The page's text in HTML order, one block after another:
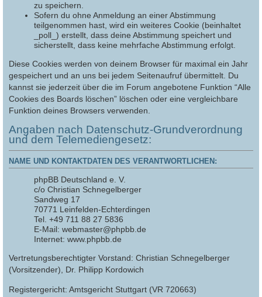
zu speichern.
Sofern du ohne Anmeldung an einer Abstimmung
teilgenommen hast, wird ein weiteres Cookie (beinhaltet
_poll_) erstellt, dass deine Abstimmung speichert und
sicherstellt, dass keine mehrfache Abstimmung erfolgt.
Diese Cookies werden von deinem Browser für maximal ein Jahr
gespeichert und an uns bei jedem Seitenaufruf übermittelt. Du
kannst sie jederzeit über die im Forum angebotene Funktion “Alle
Cookies des Boards löschen” löschen oder eine vergleichbare
Funktion deines Browsers verwenden.
Angaben nach Datenschutz-Grundverordnung
und dem Telemediengesetz:
NAME UND KONTAKTDATEN DES VERANTWORTLICHEN:
phpBB Deutschland e. V.
c/o Christian Schnegelberger
Sandweg 17
70771 Leinfelden-Echterdingen
Tel. +49 711 88 27 5836
E-Mail: webmaster@phpbb.de
Internet: www.phpbb.de
Vertretungsberechtigter Vorstand: Christian Schnegelberger
(Vorsitzender), Dr. Philipp Kordowich
Registergericht: Amtsgericht Stuttgart (VR 720663)